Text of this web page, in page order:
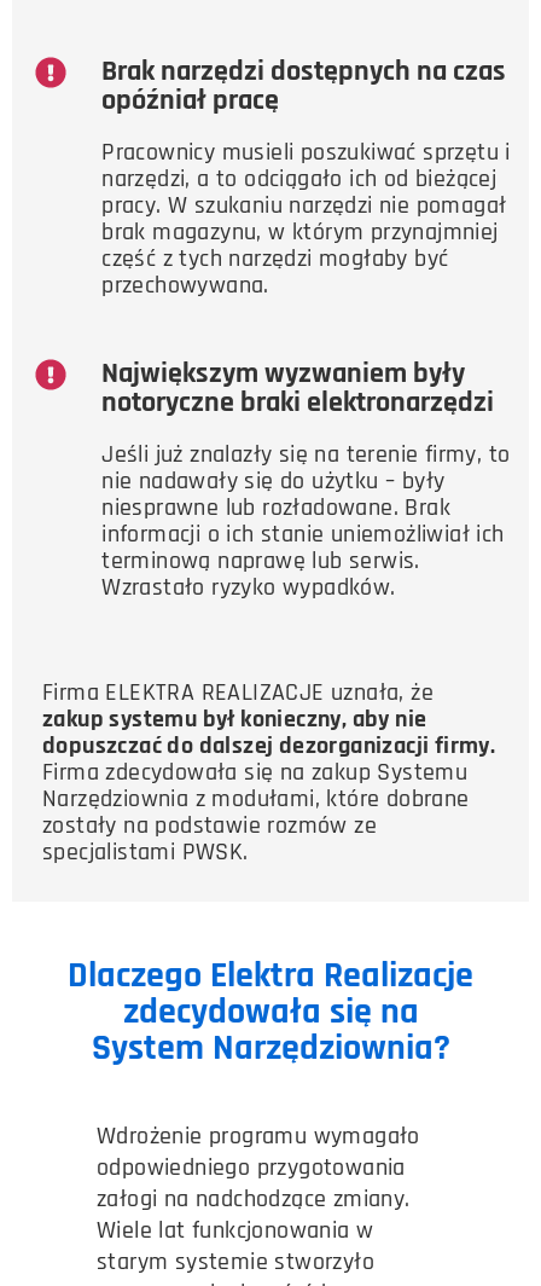
Brak narzędzi dostępnych na czas
opóźniał pracę
Pracownicy musieli poszukiwać sprzętu i
narzędzi, a to odciągało ich od bieżącej
pracy. W szukaniu narzędzi nie pomagał
brak magazynu, w którym przynajmniej
część z tych narzędzi mogłaby być
przechowywana.
Największym wyzwaniem były
notoryczne braki elektronarzędzi
Jeśli już znalazły się na terenie firmy, to
nie nadawały się do użytku – były
niesprawne lub rozładowane. Brak
informacji o ich stanie uniemożliwiał ich
terminową naprawę lub serwis.
Wzrastało ryzyko wypadków.
Firma ELEKTRA REALIZACJE uznała, że
zakup systemu był konieczny, aby nie
dopuszczać do dalszej dezorganizacji firmy.
Firma zdecydowała się na zakup Systemu
Narzędziownia z modułami, które dobrane
zostały na podstawie rozmów ze
specjalistami PWSK.
Dlaczego Elektra Realizacje
zdecydowała się na
System Narzędziownia?
Wdrożenie programu wymagało
odpowiedniego przygotowania
załogi na nadchodzące zmiany.
Wiele lat funkcjonowania w
starym systemie stworzyło